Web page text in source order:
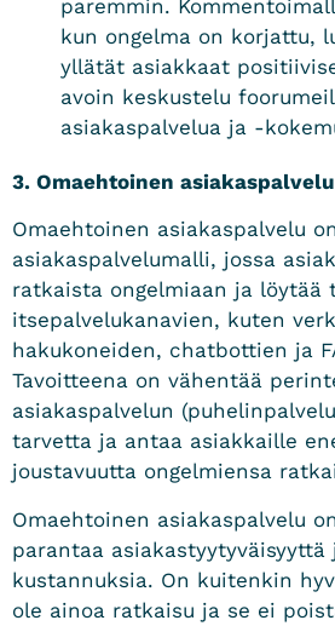
paremmin.
kun ongelma on korjattu,
yllätät asiakkaat
avoin keskustelu
asiakaspalvelua ja -
3. Omaehtoinen asiakaspalvelu
Omaehtoinen asiakaspalvelu on
asiakaspalvelumalli, jossa
ratkaista ongelmiaan ja löytää
itsepalvelukanavien, kuten
hakukoneiden, chatbottien ja
Tavoitteena on vähentää
asiakaspalvelun
tarvetta ja antaa asiakkaille
joustavuutta ongelmiensa
Omaehtoinen asiakaspalvelu
parantaa asiakastyytyväisyyttä
kustannuksia. On kuitenkin
ole ainoa ratkaisu ja se ei